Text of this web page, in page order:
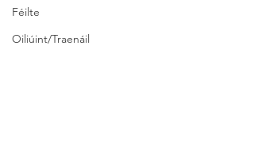
Féilte
Oiliúint/Traenáil